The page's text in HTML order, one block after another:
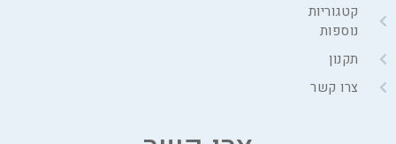
קטגוריות
נוספות
תקנון
צרו קשר